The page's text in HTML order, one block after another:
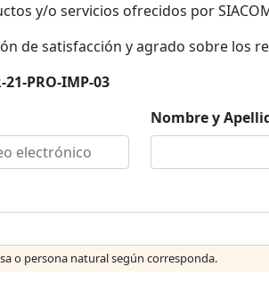
y/o servicios ofrecidos por
de satisfacción y agrado sobre los
21-PRO-IMP-03
Nombre y
o persona natural según corresponda.